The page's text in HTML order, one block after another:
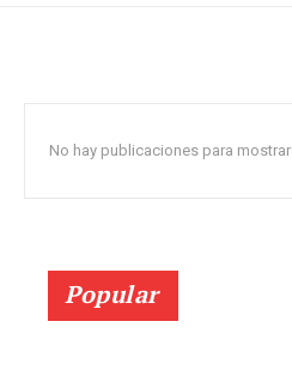
No hay publicaciones para mostrar
Popular